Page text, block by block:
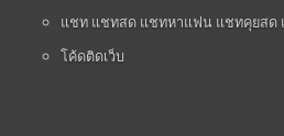
แชท แชทสด แชทหาแฟน แชทคุยสด
โค้ดติดเว็บ